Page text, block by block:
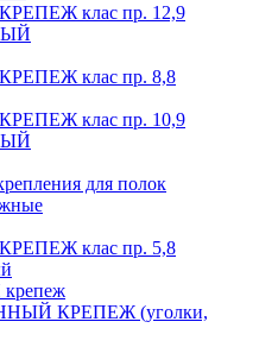
клас пр. 12,9
клас пр. 8,8
клас пр. 10,9
для полок
клас пр. 5,8
КРЕПЕЖ (уголки,